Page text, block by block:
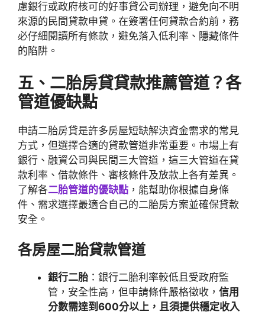
慮銀行或政府核可的好事貸公司辦理，避免向不明
來源的民間貸款申貸。在簽署任何貸款合約前，務
必仔細閱讀所有條款，避免落入低利率、隱藏條件
的陷阱。
五、二胎房貸貸款推薦管道？各
管道優缺點
申請二胎房貸是許多房屋短缺解決資金需求的常見
方式，但選擇合適的貸款管道非常重要。市場上有
銀行、融資公司與民間三大管道，這三大管道在貸
款利率、借款條件、審核條件及放款上各有差異。
了解各二胎管道的優缺點 ，能幫助你根據自身條
件、需求選擇最適合自己的二胎房方案並確保貸款
安全。
各房屋二胎貸款管道
銀行二胎 ：銀行二胎利率較低且受政府監
管，安全性高，但申請條件嚴格徵收， 信用
分數需達到600分以上，且須提供穩定收入